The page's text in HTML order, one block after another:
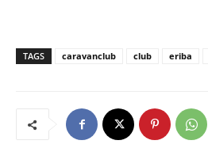
TAGS caravanclub club eriba